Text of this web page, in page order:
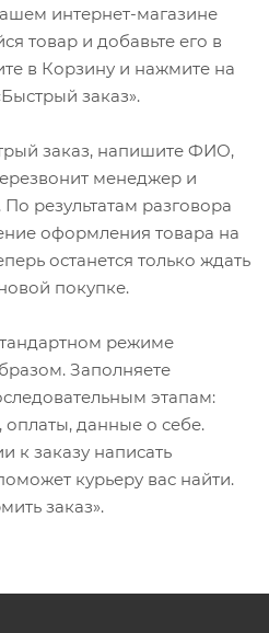
интернет-магазине
товар и добавьте его в
в Корзину и нажмите на
заказ».
заказ, напишите ФИО,
менеджер и
По результатам разговора
оформления товара на
останется только ждать
покупке.
режиме
Заполняете
этапам:
оплаты, данные о себе.
к заказу написать
курьеру вас найти.
заказ».